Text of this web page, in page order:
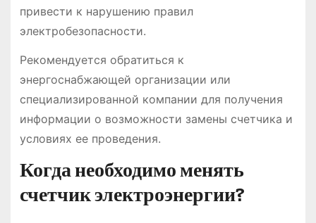
привести к нарушению правил
электробезопасности.
Рекомендуется обратиться к
энергоснабжающей организации или
специализированной компании для получения
информации о возможности замены счетчика и
условиях ее проведения.
Когда необходимо менять
счетчик электроэнергии?